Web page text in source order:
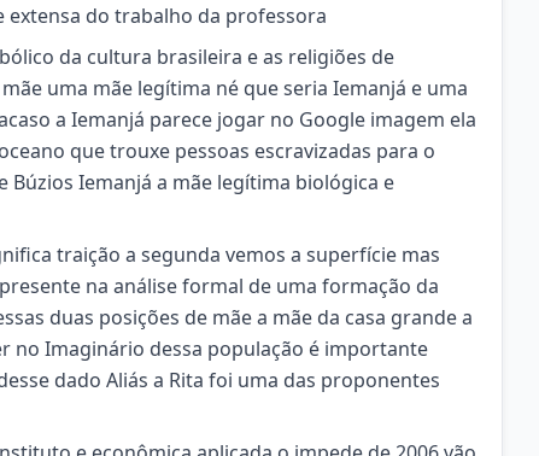
extensa do trabalho da professora
da cultura brasileira e as religiões de
uma mãe legítima né que seria Iemanjá e uma
a Iemanjá parece jogar no Google imagem ela
que trouxe pessoas escravizadas para o
Búzios Iemanjá a mãe legítima biológica e
traição a segunda vemos a superfície mas
na análise formal de uma formação da
duas posições de mãe a mãe da casa grande a
no Imaginário dessa população é importante
dado Aliás a Rita foi uma das proponentes